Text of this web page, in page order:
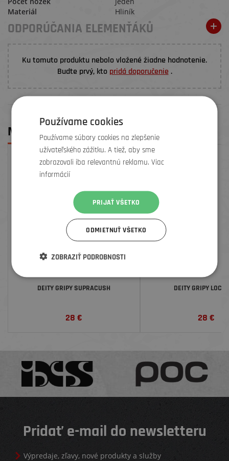
Materiál
Hliník
ODPORÚČANIA ELEMENŤÁKŮ
Ku tomuto produktu nebolo vložené žiadne hodnotenie.
Budte prvý, kto pridá doporučenie .
MOHLO BY SA VÁM PÁČIŤ
DEITY GRIPY SUPRACUSH
28 €
DEITY GRIPY
28 €
Pridať e-mail do newsletteru
Výpredaje, zľavy, nové produkty a služby
Používame cookies
Používame súbory cookies na zlepšenie
užívateľského zážitku. A tiež, aby sme
zobrazovali iba relevantnú reklamu. Viac
informácií
PRIJAŤ VŠETKO
ODMIETNUŤ VŠETKO
ZOBRAZIŤ PODROBNOSTI